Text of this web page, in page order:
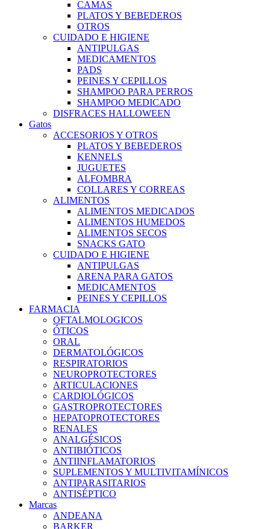
CAMAS
PLATOS Y BEBEDEROS
OTROS
CUIDADO E HIGIENE
ANTIPULGAS
MEDICAMENTOS
PADS
PEINES Y CEPILLOS
SHAMPOO PARA PERROS
SHAMPOO MEDICADO
DISFRACES HALLOWEEN
Gatos
ACCESORIOS Y OTROS
PLATOS Y BEBEDEROS
KENNELS
JUGUETES
ALFOMBRA
COLLARES Y CORREAS
ALIMENTOS
ALIMENTOS MEDICADOS
ALIMENTOS HUMEDOS
ALIMENTOS SECOS
SNACKS GATO
CUIDADO E HIGIENE
ANTIPULGAS
ARENA PARA GATOS
MEDICAMENTOS
PEINES Y CEPILLOS
FARMACIA
OFTALMOLOGICOS
ÓTICOS
ORAL
DERMATOLÓGICOS
RESPIRATORIOS
NEUROPROTECTORES
ARTICULACIONES
CARDIOLÓGICOS
GASTROPROTECTORES
HEPATOPROTECTORES
RENALES
ANALGÉSICOS
ANTIBIÓTICOS
ANTIINFLAMATORIOS
SUPLEMENTOS Y MULTIVITAMÍNICOS
ANTIPARASITARIOS
ANTISÉPTICO
Marcas
ANDEANA
BARKER